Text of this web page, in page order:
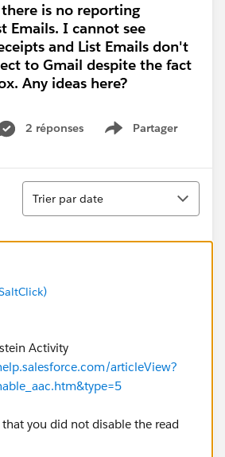
is no reporting
Emails. I cannot see
and List Emails don't
to Gmail despite the fact
Any ideas here?
2 réponses Partager
Show menu
Tri
Trier par date
Activity
articleView?
you did not disable the read